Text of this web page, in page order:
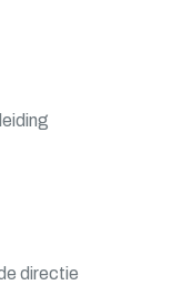
directie